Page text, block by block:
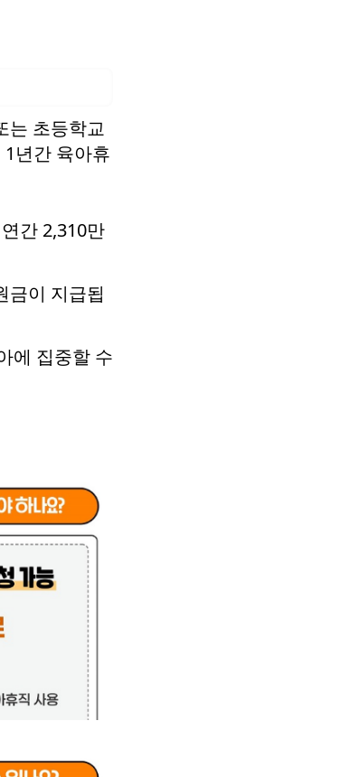
는 초등학교
년간 육아휴
간 2,310만
금이 지급됩
에 집중할 수